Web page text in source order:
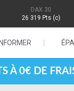
DAX 30
26 319 Pts (c)
À 0€ DE